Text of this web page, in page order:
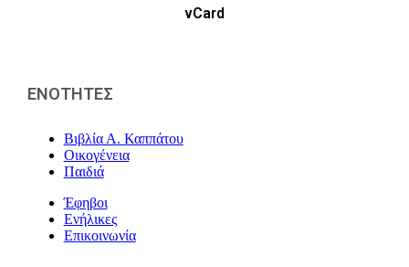
vCard
ΕΝΟΤΗΤΕΣ
Βιβλία Α. Καππάτου
Οικογένεια
Παιδιά
Έφηβοι
Ενήλικες
Επικοινωνία